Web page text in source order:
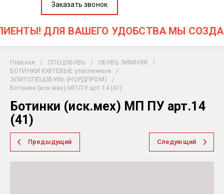
Заказать звонок
ВАШЕГО УДОБСТВА МЫ СОЗДАЛИ
Главная / СПЕЦОБУВЬ / ОБУВЬ ЗИМНЯЯ
/
БОТИНКИ ЮФТЕВЫЕ утепленные
/
ЭЛИТСПЕЦОБУВЬ (НОРДПРОМ)
/
Ботинки (иск.мех) МП ПУ арт.14 (41)
Ботинки (иск.мех) МП ПУ арт.14
(41)
Предыдущий Следующий